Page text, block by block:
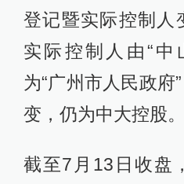
登记暨实际控制人
实际控制人由“中
为“广州市人民政府
变，仍为中大控股。
截至7月13日收盘